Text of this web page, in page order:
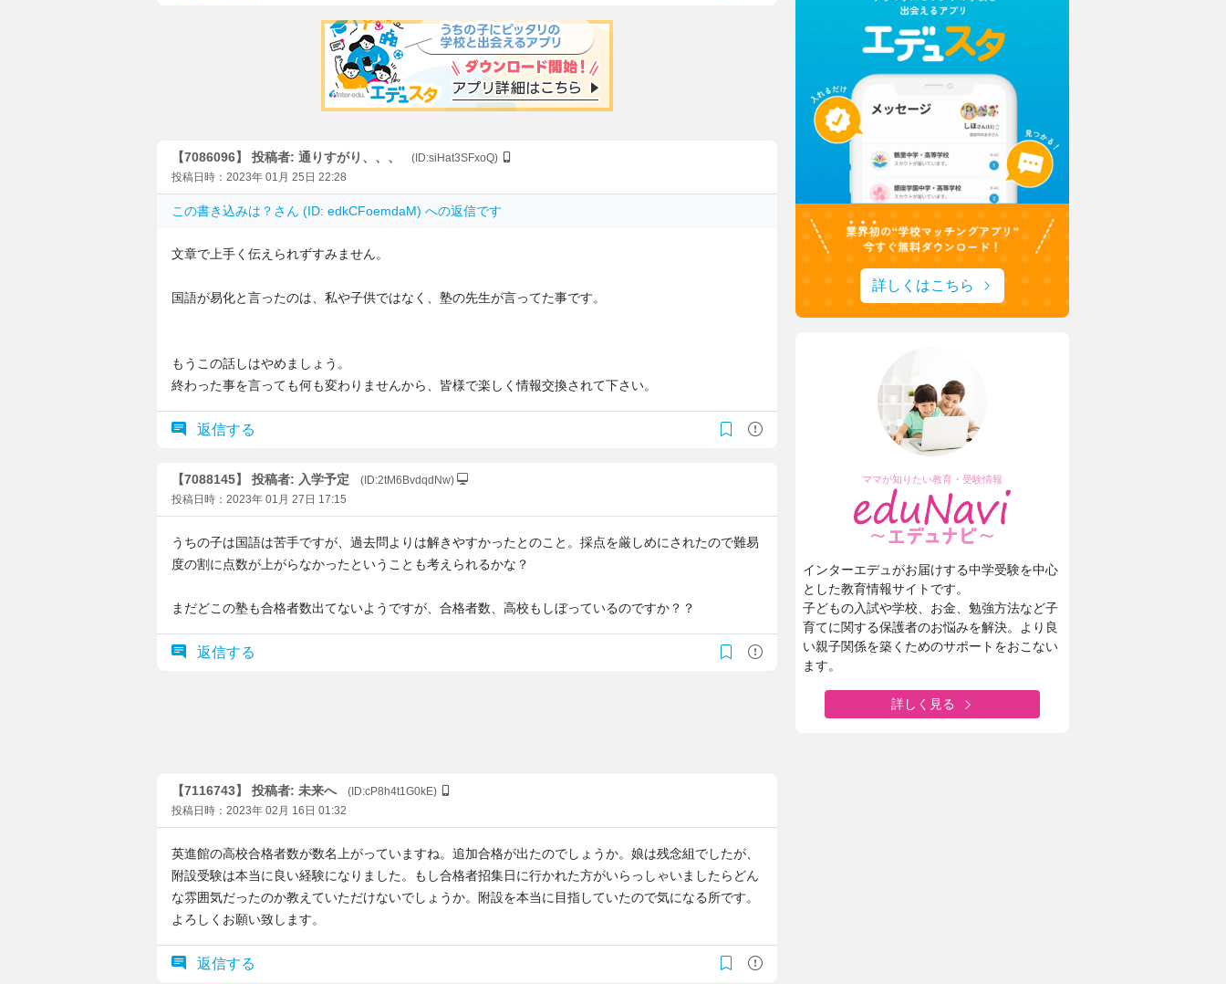
【7086096】 投稿者: 通りすがり、、、
(ID:siHat3SFxoQ)
投稿日時：2023年 01月 25日 22:28
この書き込みは ？ さん (ID: edkCFoemdaM) への返信です
文章で上手く伝えられずすみません。
国語が易化と言ったのは、私や子供ではなく、塾の先生が言ってた事です。
もうこの話しはやめましょう。
終わった事を言っても何も変わりませんから、皆様で楽しく情報交換されて下さい。
返信する
【7088145】 投稿者: 入学予定
(ID:2tM6BvdqdNw)
投稿日時：2023年 01月 27日 17:15
うちの子は国語は苦手ですが、過去問よりは解きやすかったとのこと。採点を厳しめにされたので難易
度の割に点数が上がらなかったということも考えられるかな？
まだどこの塾も合格者数出てないようですが、合格者数、高校もしぼっているのですか？？
返信する
【7116743】 投稿者: 未来へ
(ID:cP8h4t1G0kE)
投稿日時：2023年 02月 16日 01:32
英進館の高校合格者数が数名上がっていますね。追加合格が出たのでしょうか。娘は残念組でしたが、
附設受験は本当に良い経験になりました。もし合格者招集日に行かれた方がいらっしゃいましたらどん
な雰囲気だったのか教えていただけないでしょうか。附設を本当に目指していたので気になる所です。
よろしくお願い致します。
返信する
詳しくはこちら
ママが知りたい教育・受験情報
インターエデュがお届けする中学受験を中心
とした教育情報サイトです。
子どもの入試や学校、お金、勉強方法など子
育てに関する保護者のお悩みを解決。より良
い親子関係を築くためのサポートをおこない
ます。
詳しく見る